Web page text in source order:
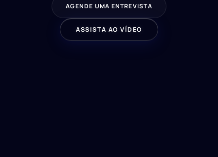
FALE CONOSCO
AGENDE UMA ENTREVISTA
ASSISTA AO VÍDEO